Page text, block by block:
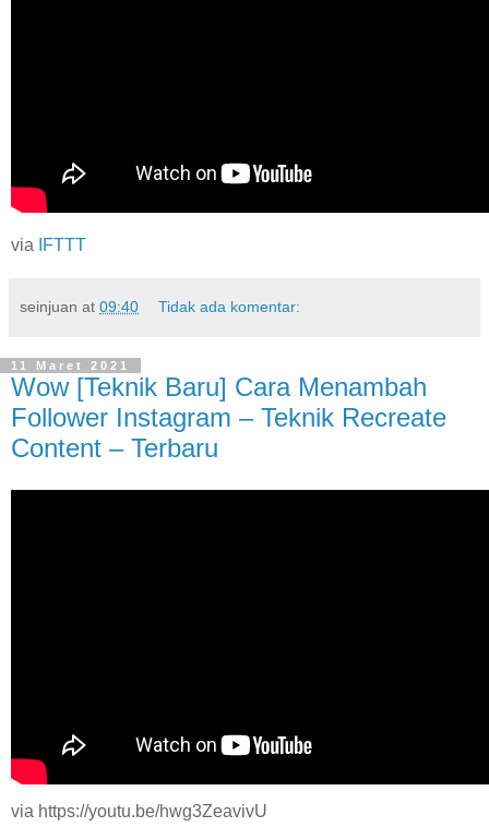
via IFTTT
seinjuan at 09:40 Tidak ada komentar:
11 Maret 2021
Wow [Teknik Baru] Cara Menambah
Follower Instagram – Teknik Recreate
Content – Terbaru
via https://youtu.be/hwg3ZeavivU